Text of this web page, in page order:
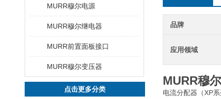
MURR穆尔电源
MURR穆尔继电器
MURR前置面板接口
MURR穆尔变压器
点击更多分类
品牌
应用领域
MURR穆
电流分配器（XP